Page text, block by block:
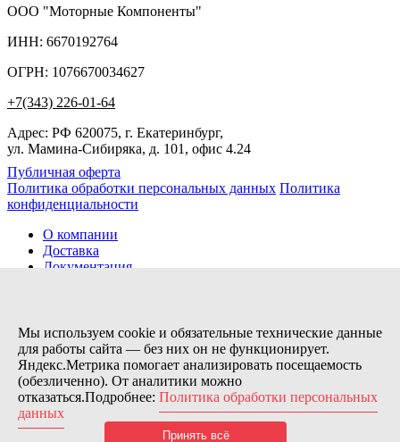
ООО "Моторные Компоненты"
ИНН: 6670192764
ОГРН: 1076670034627
+7(343) 226-01-64
Адрес: РФ 620075, г. Екатеринбург,
ул. Мамина-Сибиряка, д. 101, офис 4.24
Публичная оферта
Политика обработки персональных данных Политика
конфиденциальности
О компании
Доставка
Документация
Контакты
Заказов сегодня / Всего
18
11154
Нас можно найти тут:
Мы используем cookie и обязательные технические данные
для работы сайта — без них он не функционирует.
Яндекс.Метрика помогает анализировать посещаемость
(обезличенно). От аналитики можно
отказаться.Подробнее: Политика обработки персональных
данных
Принять всё